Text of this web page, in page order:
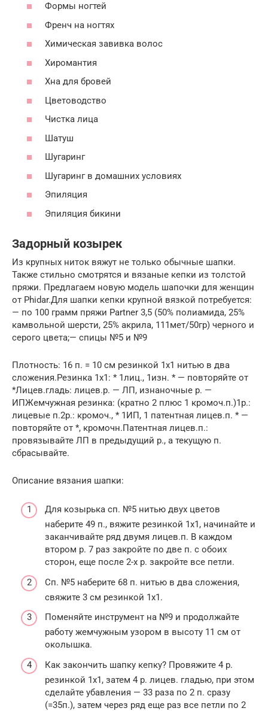
Формы ногтей
Френч на ногтях
Химическая завивка волос
Хиромантия
Хна для бровей
Цветоводство
Чистка лица
Шатуш
Шугаринг
Шугаринг в домашних условиях
Эпиляция
Эпиляция бикини
Задорный козырек
Из крупных ниток вяжут не только обычные шапки.
Также стильно смотрятся и вязаные кепки из толстой
пряжи. Предлагаем новую модель шапочки для женщин
от Phidar.Для шапки кепки крупной вязкой потребуется:
— по 100 грамм пряжи Partner 3,5 (50% полиамида, 25%
камвольной шерсти, 25% акрила, 111мет/50гр) черного и
серого цвета;— спицы №5 и №9
Плотность: 16 п. = 10 см резинкой 1х1 нитью в два
сложения.Резинка 1х1: * 1лиц., 1изн. * — повторяйте от
*Лицев.гладь: лицев.р. — ЛП, изнаночные р. —
ИПЖемчужная резинка: (кратно 2 плюс 1 кромоч.п.)1р.:
лицевые п.2р.: кромоч., * 1ИП, 1 патентная лицев.п. * —
повторяйте от *, кромочн.Патентная лицев.п.:
провязывайте ЛП в предыдущий р., а текущую п.
сбрасывайте.
Описание вязания шапки:
Для козырька сп. №5 нитью двух цветов
наберите 49 п., вяжите резинкой 1х1, начинайте и
заканчивайте ряд двумя лицев.п. В каждом
втором р. 7 раз закройте по две п. с обоих
сторон, еще после 2-х р. закройте все петли.
Сп. №5 наберите 68 п. нитью в два сложения,
свяжите 3 см резинкой 1х1.
Поменяйте инструмент на №9 и продолжайте
работу жемчужным узором в высоту 11 см от
околышка.
Как закончить шапку кепку? Провяжите 4 р.
резинкой 1х1, затем 4 р. лицев. гладью, при этом
сделайте убавления — 33 раза по 2 п. сразу
(=35п.), затем через ряд еще раз все петли по 2